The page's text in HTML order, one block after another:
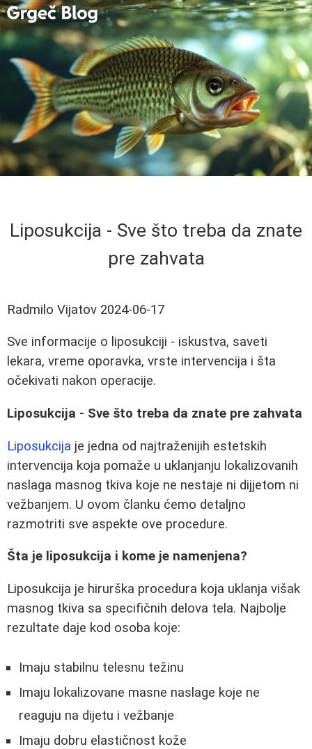
Liposukcija - Sve što treba da znate
pre zahvata
Radmilo Vijatov 2024-06-17
Sve informacije o liposukciji - iskustva, saveti
lekara, vreme oporavka, vrste intervencija i šta
očekivati nakon operacije.
Liposukcija - Sve što treba da znate pre zahvata
Liposukcija je jedna od najtraženijih estetskih
intervencija koja pomaže u uklanjanju lokalizovanih
naslaga masnog tkiva koje ne nestaje ni dijjetom ni
vežbanjem. U ovom članku ćemo detaljno
razmotriti sve aspekte ove procedure.
Šta je liposukcija i kome je namenjena?
Liposukcija je hirurška procedura koja uklanja višak
masnog tkiva sa specifičnih delova tela. Najbolje
rezultate daje kod osoba koje:
Imaju stabilnu telesnu težinu
Imaju lokalizovane masne naslage koje ne
reaguju na dijetu i vežbanje
Imaju dobru elastičnost kože